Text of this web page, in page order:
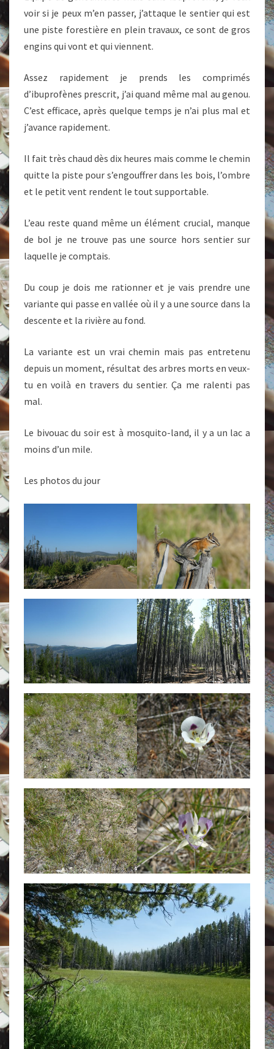
voir si je peux m’en passer, j’attaque le sentier qui est
une piste forestière en plein travaux, ce sont de gros
engins qui vont et qui viennent.
Assez rapidement je prends les comprimés
d’ibuprofènes prescrit, j’ai quand même mal au genou.
C’est efficace, après quelque temps je n’ai plus mal et
j’avance rapidement.
Il fait très chaud dès dix heures mais comme le chemin
quitte la piste pour s’engouffrer dans les bois, l’ombre
et le petit vent rendent le tout supportable.
L’eau reste quand même un élément crucial, manque
de bol je ne trouve pas une source hors sentier sur
laquelle je comptais.
Du coup je dois me rationner et je vais prendre une
variante qui passe en vallée où il y a une source dans la
descente et la rivière au fond.
La variante est un vrai chemin mais pas entretenu
depuis un moment, résultat des arbres morts en veux-
tu en voilà en travers du sentier. Ça me ralenti pas
mal.
Le bivouac du soir est à mosquito-land, il y a un lac a
moins d’un mile.
Les photos du jour